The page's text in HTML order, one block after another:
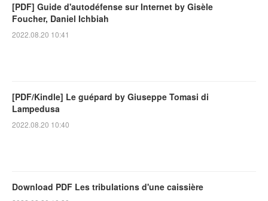
[PDF] Guide d'autodéfense sur Internet by Gisèle
Foucher, Daniel Ichbiah
2022.08.20 10:41
[PDF/Kindle] Le guépard by Giuseppe Tomasi di
Lampedusa
2022.08.20 10:40
Download PDF Les tribulations d'une caissière